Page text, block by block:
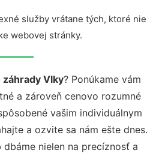
služby vrátane tých, ktoré nie
webovej stránky.
záhrady Vlky? Ponúkame vám
a zároveň cenovo rozumné
vašim individuálnym
a ozvite sa nám ešte dnes.
dbáme nielen na precíznosť a